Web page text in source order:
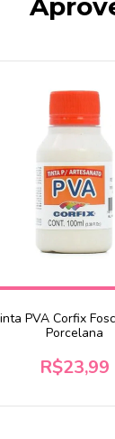
PVA Corfix
Porcelana
R$23,99